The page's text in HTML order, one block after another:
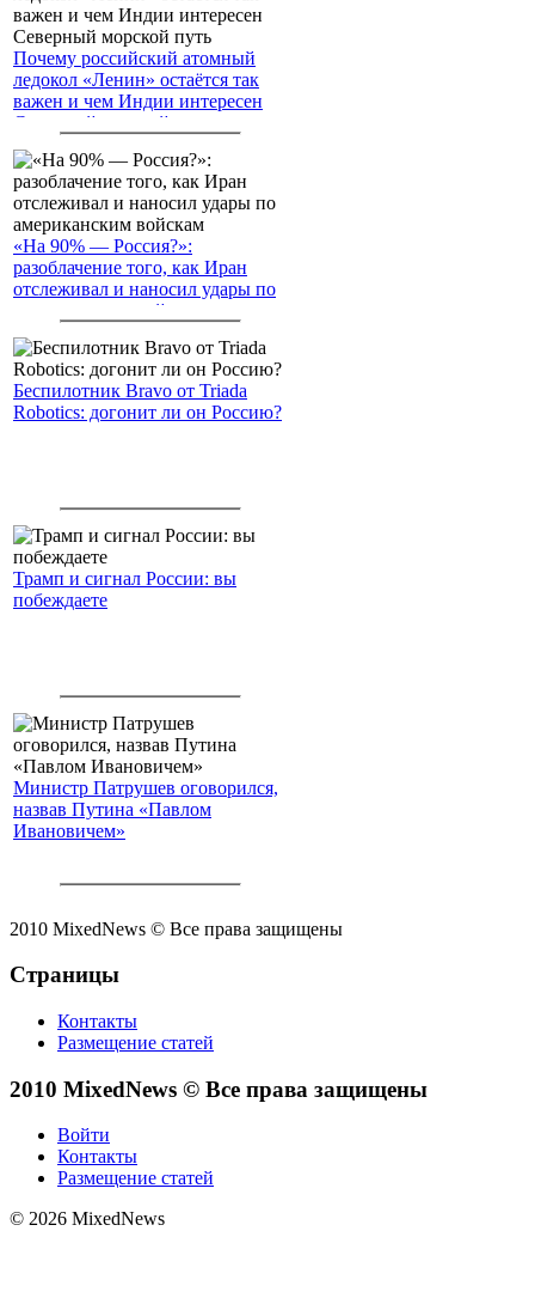
Почему российский атомный
ледокол «Ленин» остаётся так
важен и чем Индии интересен
Северный морской путь
«На 90% — Россия?»:
разоблачение того, как Иран
отслеживал и наносил удары по
американским войскам
Беспилотник Bravo от Triada
Robotics: догонит ли он Россию?
Трамп и сигнал России: вы
побеждаете
Министр Патрушев оговорился,
назвав Путина «Павлом
Ивановичем»
2010 MixedNews © Все права защищены
Страницы
Контакты
Размещение статей
2010 MixedNews © Все права защищены
Войти
Контакты
Размещение статей
© 2026 MixedNews